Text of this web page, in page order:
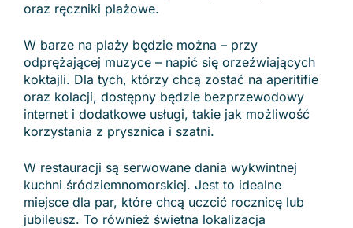
oraz ręczniki plażowe.
W barze na plaży będzie można – przy
odprężającej muzyce – napić się orzeźwiających
koktajli. Dla tych, którzy chcą zostać na aperitifie
oraz kolacji, dostępny będzie bezprzewodowy
internet i dodatkowe usługi, takie jak możliwość
korzystania z prysznica i szatni.
W restauracji są serwowane dania wykwintnej
kuchni śródziemnomorskiej. Jest to idealne
miejsce dla par, które chcą uczcić rocznicę lub
jubileusz. To również świetna lokalizacja